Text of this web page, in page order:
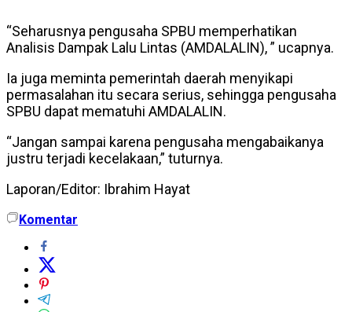
“Seharusnya pengusaha SPBU memperhatikan
Analisis Dampak Lalu Lintas (AMDALALIN), ” ucapnya.
Ia juga meminta pemerintah daerah menyikapi
permasalahan itu secara serius, sehingga pengusaha
SPBU dapat mematuhi AMDALALIN.
“Jangan sampai karena pengusaha mengabaikanya
justru terjadi kecelakaan,” tuturnya.
Laporan/Editor: Ibrahim Hayat
Komentar